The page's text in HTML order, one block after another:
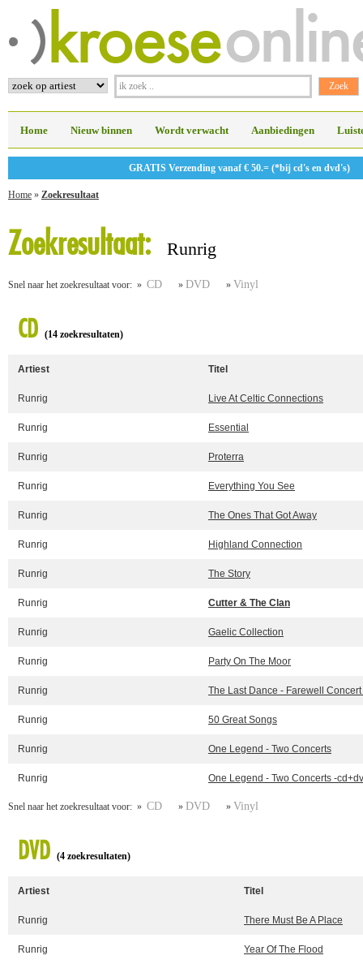
Home Nieuw binnen Wordt verwacht Aanbiedingen
GRATIS Verzending vanaf € 50.= (*bij cd's en dvd's)
Home » Zoekresultaat
Zoekresultaat: Runrig
Snel naar het zoekresultaat voor: » CD » DVD » Vinyl
CD (14 zoekresultaten)
Artiest Titel
Runrig Live At Celtic Connections
Runrig Essential
Runrig Proterra
Runrig Everything You See
Runrig The Ones That Got Away
Runrig Highland Connection
Runrig The Story
Runrig Cutter & The Clan
Runrig Gaelic Collection
Runrig Party On The Moor
Runrig The Last Dance - Farewell
Runrig 50 Great Songs
Runrig One Legend - Two Concerts
Runrig One Legend - Two Concerts -
Snel naar het zoekresultaat voor: » CD » DVD » Vinyl
DVD (4 zoekresultaten)
Artiest Titel
Runrig There Must Be A Place
Runrig Year Of The Flood